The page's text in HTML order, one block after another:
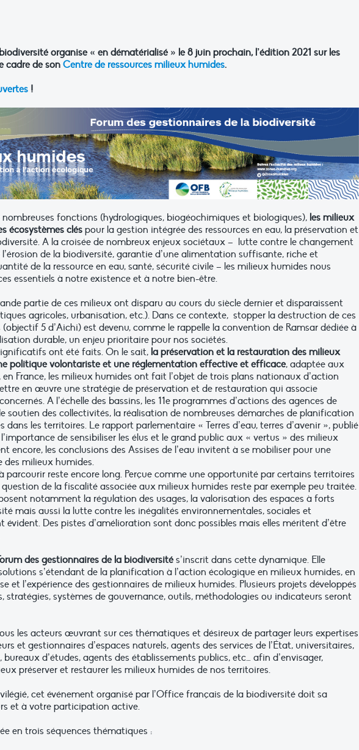
organise « en dématérialisé » le 8 juin prochain, l’édition 2021 sur les
cadre de son Centre de ressources milieux humides.
!
nombreuses fonctions (hydrologiques, biogéochimiques et biologiques), les milieux
écosystèmes cléspour la gestion intégrée des ressources en eau, la préservation et
A la croisée de nombreux enjeux sociétaux – lutte contre le changement
de la biodiversité, garantie d’une alimentation suffisante, riche et
de la ressource en eau, santé, sécurité civile – les milieux humides nous
essentiels à notre existence et à notre bien-être.
partie de ces milieux ont disparu au cours du siècle dernier et disparaissent
agricoles, urbanisation, etc.). Dans ce contexte, stopper la destruction de ces
5 d’Aichi) est devenu, comme le rappelle la convention de Ramsar dédiée à
durable, un enjeu prioritaire pour nos sociétés.
ont été faits. On le sait, la préservation et la restauration des milieux
politique volontariste et une réglementation effective et efficace, adaptée aux
en France, les milieux humides ont fait l’objet de trois plans nationaux d’action
en œuvre une stratégie de préservation et de restauration qui associe
A l’échelle des bassins, les 11e programmes d’actions des agences de
soutien des collectivités, la réalisation de nombreuses démarches de planification
dans les territoires. Le rapport parlementaire « Terres d’eau, terres d’avenir », publié
de sensibiliser les élus et le grand public aux « vertus » des milieux
encore, les conclusions des Assises de l’eau invitent à se mobiliser pour une
des milieux humides.
parcourir reste encore long. Perçue comme une opportunité par certains territoires
de la fiscalité associée aux milieux humides reste par exemple peu traitée.
notamment la régulation des usages, la valorisation des espaces à forts
mais aussi la lutte contre les inégalités environnementales, sociales et
Des pistes d’amélioration sont donc possibles mais elles méritent d’être
des gestionnaires de la biodiversité s’inscrit dans cette dynamique. Elle
s’étendant de la planification à l’action écologique en milieux humides, en
et l’expérience des gestionnaires de milieux humides. Plusieurs projets développés
stratégies, systèmes de gouvernance, outils, méthodologies ou indicateurs seront
les acteurs œuvrant sur ces thématiques et désireux de partager leurs expertises
et gestionnaires d’espaces naturels, agents des services de l’État, universitaires,
d’études, agents des établissements publics, etc… afin d’envisager,
préserver et restaurer les milieux humides de nos territoires.
cet événement organisé par l’Office français de la biodiversité doit sa
et à votre participation active.
en trois séquences thématiques :